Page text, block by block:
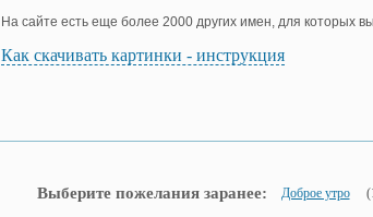
На сайте есть еще более 2000 других имен, для которых
Как скачивать картинки - инструкция
Выберите пожелания заранее: Доброе утро